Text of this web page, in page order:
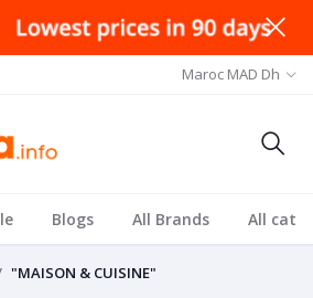
Maroc MAD Dh
Blogs All Brands All
"MAISON & CUISINE"